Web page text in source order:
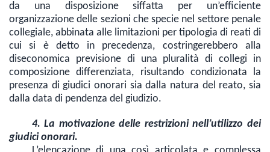
da una disposizione siffatta per un’efficiente
organizzazione delle sezioni che specie nel settore penale
collegiale, abbinata alle limitazioni per tipologia di reati di
cui si è detto in precedenza, costringerebbero alla
diseconomica previsione di una pluralità di collegi in
composizione differenziata, risultando condizionata la
presenza di giudici onorari sia dalla natura del reato, sia
dalla data di pendenza del giudizio.
4. La motivazione delle restrizioni nell’utilizzo dei
giudici onorari.